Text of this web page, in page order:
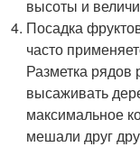
высоты и
Посадка
часто
Разметка
высаживать
максимальное
мешали друг